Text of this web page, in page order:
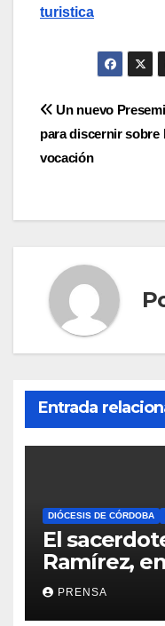
turistica
de
Un nuevo
para discernir sobre
vocación
Entrada
DIÓCESIS DE CÓRDOBA
El
Ramírez,
Iglesia
PRENSA